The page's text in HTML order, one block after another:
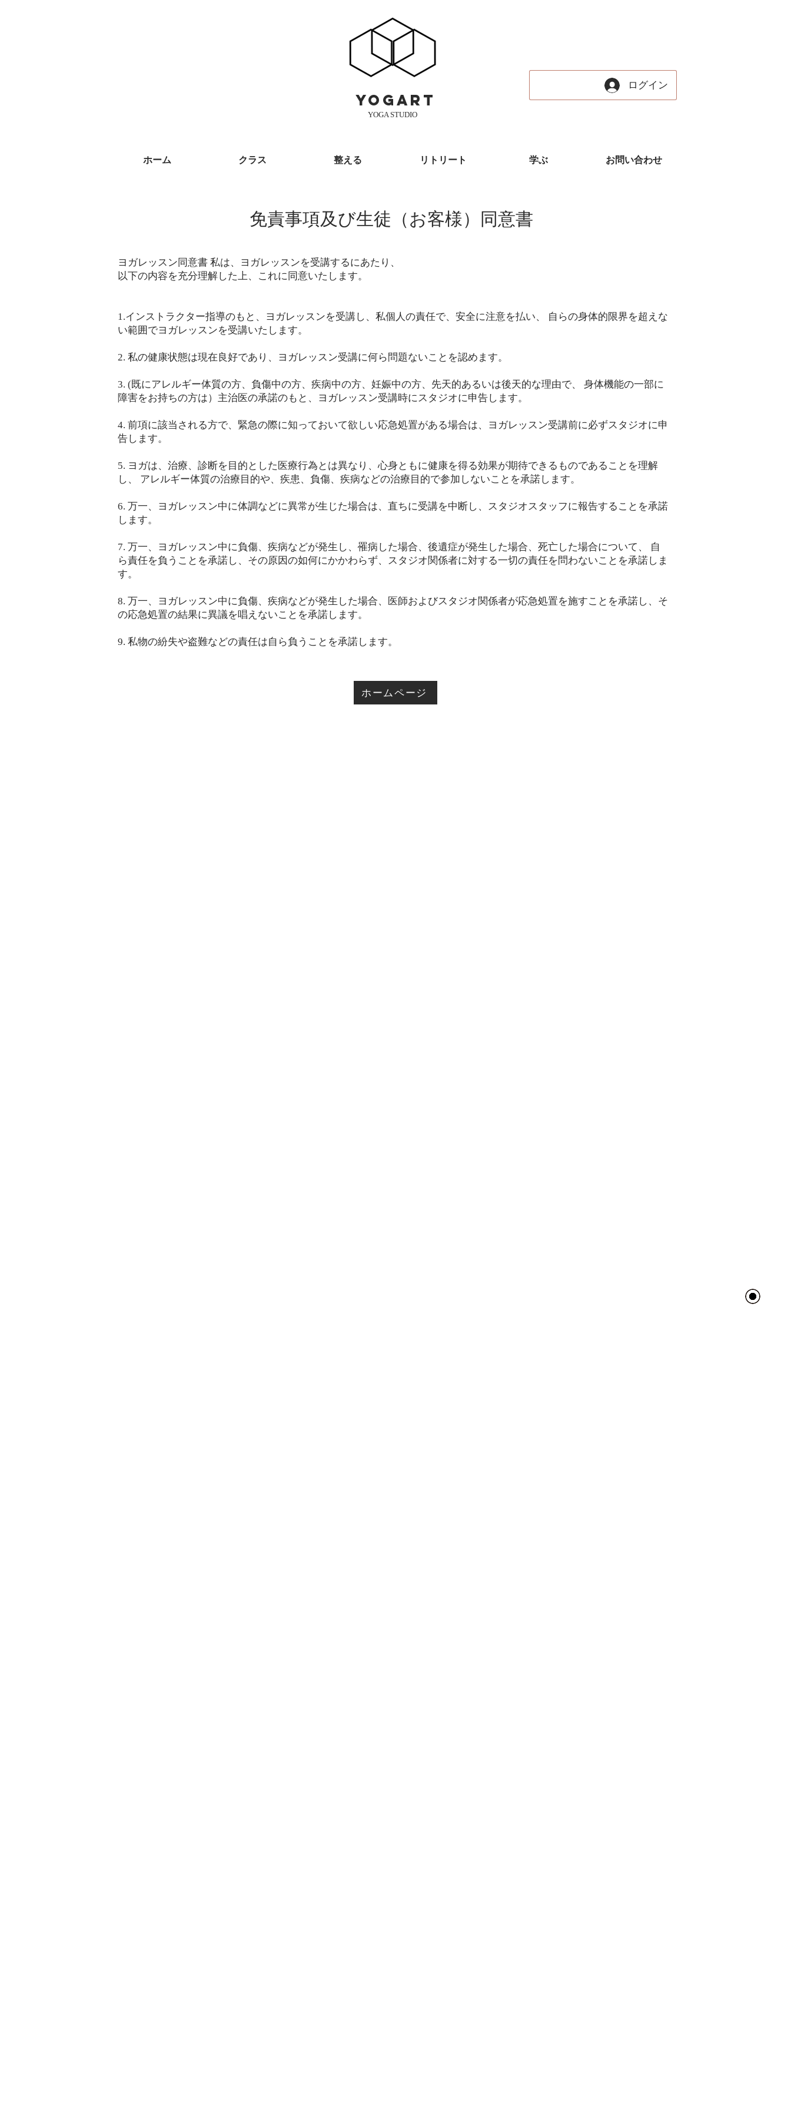
yogart
ログイン
YOGA STUDIO
ホーム クラス 整える リトリート 学ぶ お問い合わせ
免責事項及び生徒（お客様）同意書
ヨガレッスン同意書 私は、ヨガレッスンを受講するにあたり、
以下の内容を充分理解した上、これに同意いたします。
1.インストラクター指導のもと、ヨガレッスンを受講し、私個人の責任で、安全に注意を払い、 自らの身体的限界を超えな
い範囲でヨガレッスンを受講いたします。
2. 私の健康状態は現在良好であり、ヨガレッスン受講に何ら問題ないことを認めます。
3. (既にアレルギー体質の方、負傷中の方、疾病中の方、妊娠中の方、先天的あるいは後天的な理由で、 身体機能の一部に
障害をお持ちの方は）主治医の承諾のもと、ヨガレッスン受講時にスタジオに申告します。
4. 前項に該当される方で、緊急の際に知っておいて欲しい応急処置がある場合は、ヨガレッスン受講前に必ずスタジオに申
告します。
5. ヨガは、治療、診断を目的とした医療行為とは異なり、心身ともに健康を得る効果が期待できるものであることを理解
し、 アレルギー体質の治療目的や、疾患、負傷、疾病などの治療目的で参加しないことを承諾します。
6. 万一、ヨガレッスン中に体調などに異常が生じた場合は、直ちに受講を中断し、スタジオスタッフに報告することを承諾
します。
7. 万一、ヨガレッスン中に負傷、疾病などが発生し、罹病した場合、後遺症が発生した場合、死亡した場合について、 自
ら責任を負うことを承諾し、その原因の如何にかかわらず、スタジオ関係者に対する一切の責任を問わないことを承諾しま
す。
8. 万一、ヨガレッスン中に負傷、疾病などが発生した場合、医師およびスタジオ関係者が応急処置を施すことを承諾し、そ
の応急処置の結果に異議を唱えないことを承諾します。
9. 私物の紛失や盗難などの責任は自ら負うことを承諾します。
ホームページ